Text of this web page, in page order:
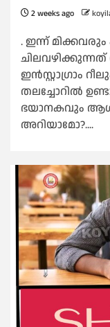
2 weeks ago
. ഇന്ന്
ഇൻസ്റ്റാഗ്രാം
തലച്ചോറിൽ
ഭയാനകവും
അറിയാമോ?....